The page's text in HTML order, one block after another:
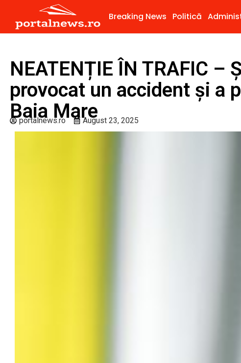
Breaking News Politică
NEATENȚIE ÎN TRAFIC –
provocat un accident și a
Baia Mare
portalnews.ro August 23, 2025